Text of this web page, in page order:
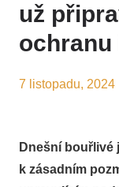
už
7 listopadu, 2024
Dnešní
k zásadním